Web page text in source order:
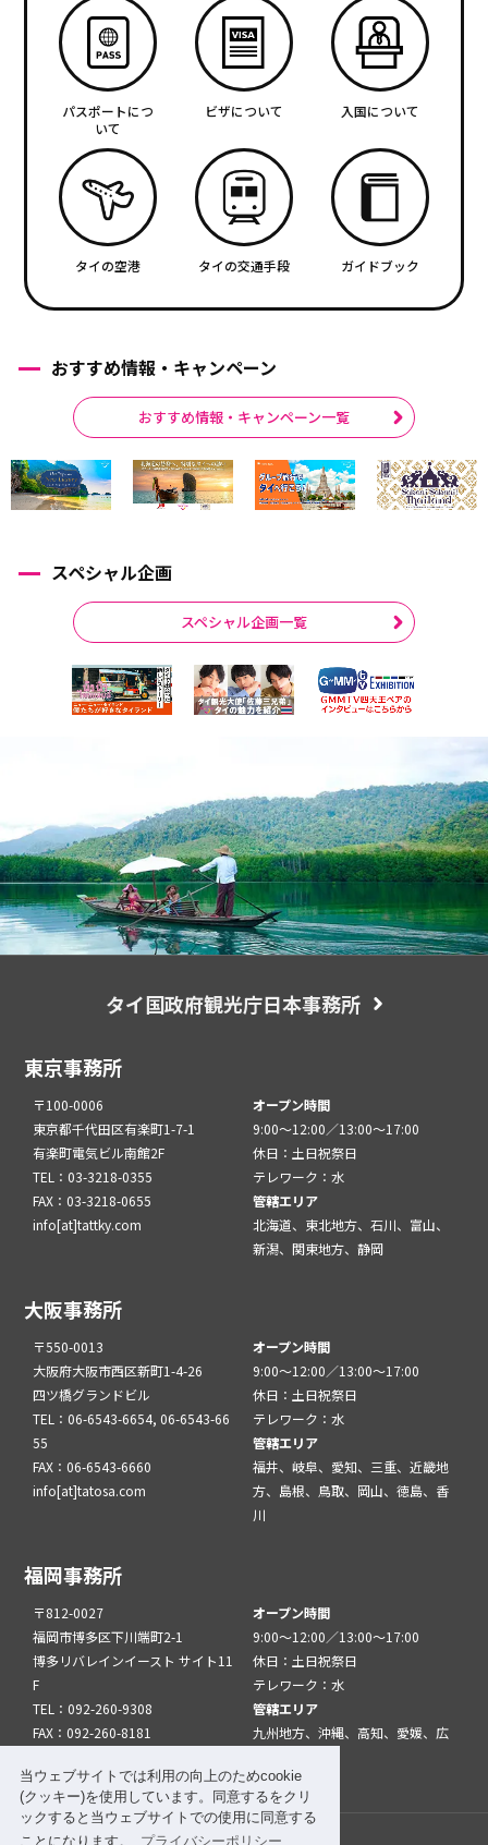
当ウェブサイトでは利用の向上のためcookie
(クッキー)を使用しています。同意するをクリ
ックすると当ウェブサイトでの使用に同意する
ことになります。
プライバシーポリシー
パスポートにつ
いて
ビザについて 入国について
タイの空港 タイの交通手段 ガイドブック
おすすめ情報・キャンペーン
おすすめ情報・キャンペーン一覧
スペシャル企画
スペシャル企画一覧
タイ国政府観光庁日本事務所
東京事務所
〒100-0006
東京都千代田区有楽町1-7-1
有楽町電気ビル南館2F
TEL：03-3218-0355
FAX：03-3218-0655
info[at]tattky.com
オープン時間
9:00～12:00／13:00～17:00
休日：土日祝祭日
テレワーク：水
管轄エリア
北海道、東北地方、石川、富山、
新潟、関東地方、静岡
大阪事務所
〒550-0013
大阪府大阪市西区新町1-4-26
四ツ橋グランドビル
TEL：06-6543-6654, 06-6543-66
55
FAX：06-6543-6660
info[at]tatosa.com
オープン時間
9:00～12:00／13:00～17:00
休日：土日祝祭日
テレワーク：水
管轄エリア
福井、岐阜、愛知、三重、近畿地
方、島根、鳥取、岡山、徳島、香
川
福岡事務所
〒812-0027
福岡市博多区下川端町2-1
博多リバレインイースト サイト11
F
TEL：092-260-9308
FAX：092-260-8181
オープン時間
9:00～12:00／13:00～17:00
休日：土日祝祭日
テレワーク：水
管轄エリア
九州地方、沖縄、高知、愛媛、広